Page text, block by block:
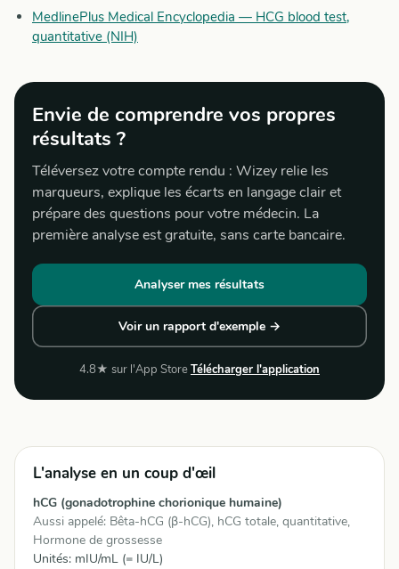
MedlinePlus Medical Encyclopedia — HCG blood test,
quantitative (NIH)
Envie de comprendre vos propres
résultats ?
Téléversez votre compte rendu : Wizey relie les
marqueurs, explique les écarts en langage clair et
prépare des questions pour votre médecin. La
première analyse est gratuite, sans carte bancaire.
Analyser mes résultats
Voir un rapport d'exemple →
4.8★ sur l'App StoreTélécharger l'application
L'analyse en un coup d'œil
hCG (gonadotrophine chorionique humaine)
Aussi appelé: Bêta-hCG (β-hCG), hCG totale, quantitative,
Hormone de grossesse
Unités: mIU/mL (= IU/L)